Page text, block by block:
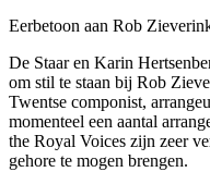
Eerbetoon aan Rob
De Staar en Karin
om stil te staan bij Rob
Twentse componist,
momenteel een aantal
the Royal Voices zijn zeer
gehore te mogen brengen.